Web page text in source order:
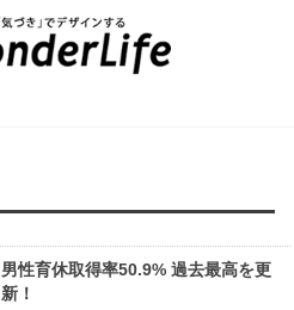
男性育休取得率50.9% 過去最高を更
新！